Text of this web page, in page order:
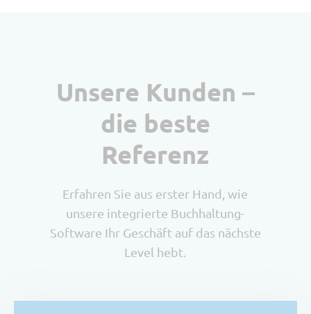
Unsere Kunden –
die beste
Referenz
Erfahren Sie aus erster Hand, wie
unsere integrierte Buchhaltung-
Software Ihr Geschäft auf das nächste
Level hebt.